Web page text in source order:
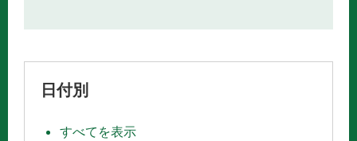
日付別
すべてを表示